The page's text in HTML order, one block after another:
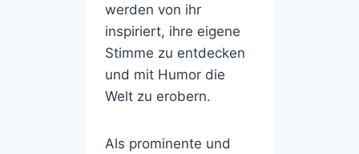
werden von ihr
inspiriert, ihre eigene
Stimme zu entdecken
und mit Humor die
Welt zu erobern.
Als prominente und